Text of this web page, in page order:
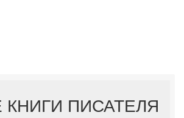
КНИГИ ПИСАТЕЛЯ